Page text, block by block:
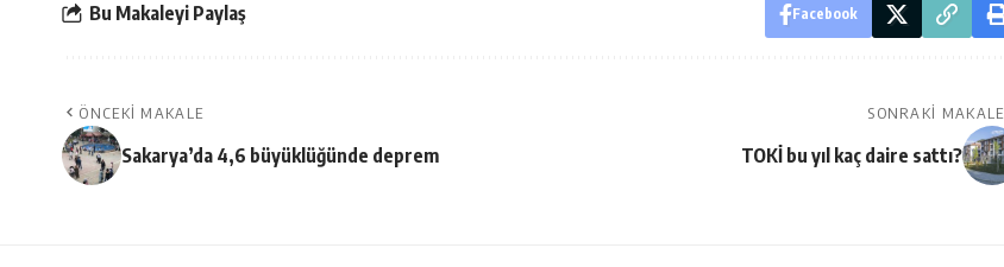
Bu Makaleyi Paylaş Facebook
ÖNCEKI MAKALE
Sakarya’da 4,6 büyüklüğünde deprem
SONRAKI MAKALE
TOKİ bu yıl kaç daire sattı?